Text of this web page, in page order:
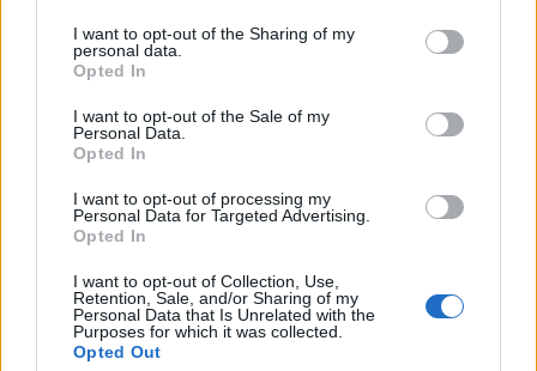
I want to opt-out of the Sharing of my
personal data.
Opted In
I want to opt-out of the Sale of my
Personal Data.
Opted In
I want to opt-out of processing my
Personal Data for Targeted Advertising.
Opted In
I want to opt-out of Collection, Use,
Retention, Sale, and/or Sharing of my
Personal Data that Is Unrelated with the
Purposes for which it was collected.
Opted Out